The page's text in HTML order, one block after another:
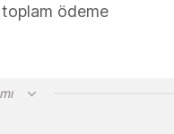
toplam ödeme